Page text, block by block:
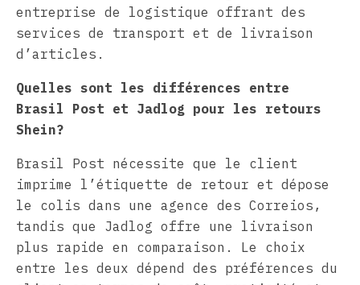
entreprise de logistique offrant des
services de transport et de livraison
d’articles.
Quelles sont les différences entre
Brasil Post et Jadlog pour les retours
Shein?
Brasil Post nécessite que le client
imprime l’étiquette de retour et dépose
le colis dans une agence des Correios,
tandis que Jadlog offre une livraison
plus rapide en comparaison. Le choix
entre les deux dépend des préférences du